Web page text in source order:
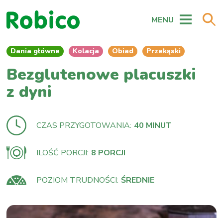
MENU
Dania główne Kolacja Obiad Przekąski
Bezglutenowe placuszki
z dyni
CZAS PRZYGOTOWANIA: 40 MINUT
ILOŚĆ PORCJI: 8 PORCJI
POZIOM TRUDNOŚCI: ŚREDNIE